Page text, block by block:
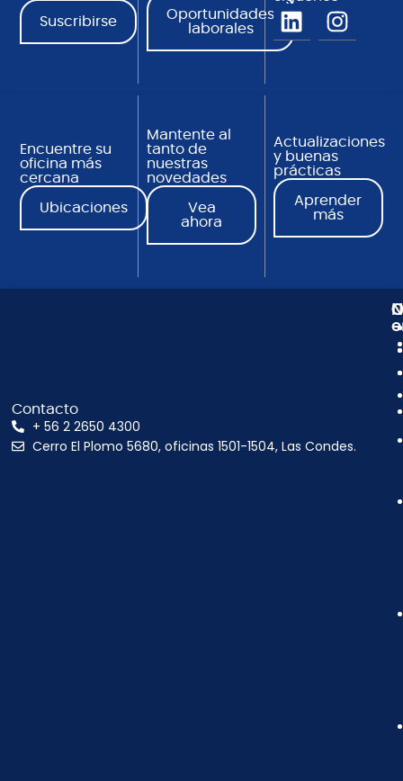
Suscribirse
Oportunidades
laborales
Encuentre su
oficina más
cercana
Ubicaciones
Mantente al
tanto de
nuestras
novedades
Vea
ahora
Actualizaciones
y buenas
prácticas
Aprender
más
Contacto
+ 56 2 2650 4300
Cerro El Plomo 5680, oficinas 1501-1504, Las Condes.